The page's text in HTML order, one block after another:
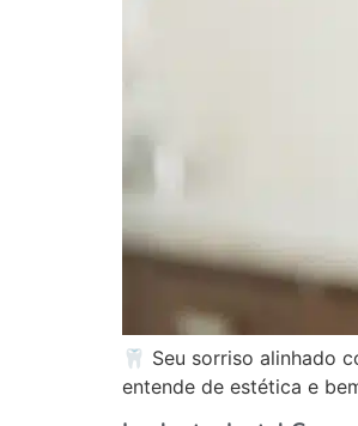
🦷 Seu sorriso alinhado
entende de estética e